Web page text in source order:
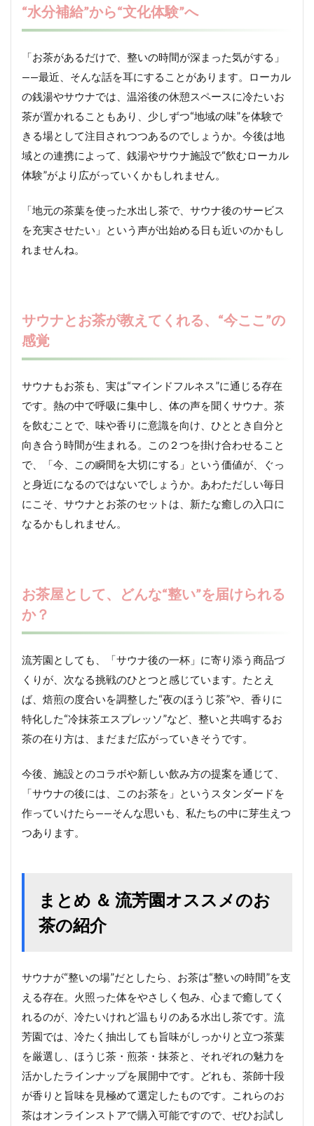
“水分補給”から“文化体験”へ
「お茶があるだけで、整いの時間が深まった気がする」
——最近、そんな話を耳にすることがあります。ローカル
の銭湯やサウナでは、温浴後の休憩スペースに冷たいお
茶が置かれることもあり、少しずつ“地域の味”を体験で
きる場として注目されつつあるのでしょうか。今後は地
域との連携によって、銭湯やサウナ施設で“飲むローカル
体験”がより広がっていくかもしれません。
「地元の茶葉を使った水出し茶で、サウナ後のサービス
を充実させたい」という声が出始める日も近いのかもし
れませんね。
サウナとお茶が教えてくれる、“今ここ”の
感覚
サウナもお茶も、実は“マインドフルネス”に通じる存在
です。熱の中で呼吸に集中し、体の声を聞くサウナ。茶
を飲むことで、味や香りに意識を向け、ひととき自分と
向き合う時間が生まれる。この２つを掛け合わせること
で、「今、この瞬間を大切にする」という価値が、ぐっ
と身近になるのではないでしょうか。あわただしい毎日
にこそ、サウナとお茶のセットは、新たな癒しの入口に
なるかもしれません。
お茶屋として、どんな“整い”を届けられる
か？
流芳園としても、「サウナ後の一杯」に寄り添う商品づ
くりが、次なる挑戦のひとつと感じています。たとえ
ば、焙煎の度合いを調整した“夜のほうじ茶”や、香りに
特化した“冷抹茶エスプレッソ”など、整いと共鳴するお
茶の在り方は、まだまだ広がっていきそうです。
今後、施設とのコラボや新しい飲み方の提案を通じて、
「サウナの後には、このお茶を」というスタンダードを
作っていけたら——そんな思いも、私たちの中に芽生えつ
つあります。
まとめ ＆ 流芳園オススメのお
茶の紹介
サウナが“整いの場”だとしたら、お茶は“整いの時間”を支
える存在。火照った体をやさしく包み、心まで癒してく
れるのが、冷たいけれど温もりのある水出し茶です。流
芳園では、冷たく抽出しても旨味がしっかりと立つ茶葉
を厳選し、ほうじ茶・煎茶・抹茶と、それぞれの魅力を
活かしたラインナップを展開中です。どれも、茶師十段
が香りと旨味を見極めて選定したものです。これらのお
茶はオンラインストアで購入可能ですので、ぜひお試し